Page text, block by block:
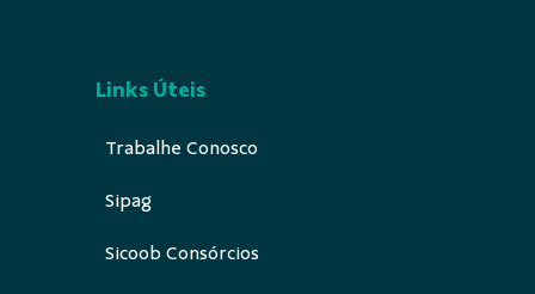
Links Úteis
Trabalhe Conosco
Sipag
Sicoob Consórcios